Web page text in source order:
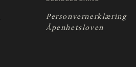
Personvernerklæring
Åpenhetsloven